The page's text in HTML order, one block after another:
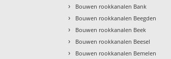
› Bouwen rookkanalen Bank
› Bouwen rookkanalen Beegden
› Bouwen rookkanalen Beek
› Bouwen rookkanalen Beesel
› Bouwen rookkanalen Bemelen